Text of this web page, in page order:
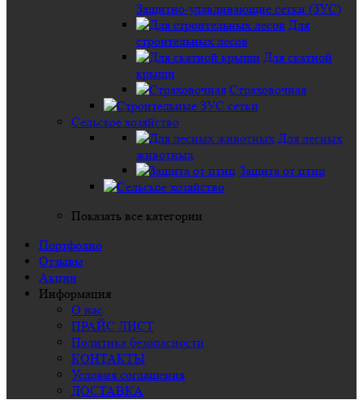
Защитно-улавливающие сетки (ЗУС)
Для
строительных лесов
Для скатной
крыши
Страховочная
Сельское хозяйство
Для лесных
животных
Защита от птиц
Показать все категории
Портфолио
Отзывы
Акции
Информация
О нас
ПРАЙС ЛИСТ
Политика безопасности
КОНТАКТЫ
Условия соглашения
ДОСТАВКА